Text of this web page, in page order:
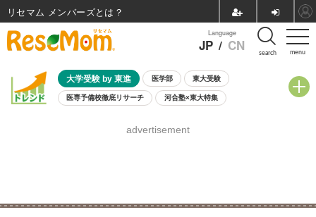
menu
Language
JP / CN search
大学受験 by 東進 医学部 東大受験
医専予備校徹底リサーチ 河合塾×東大特集
8月開催学校説明会・相談会
advertisement
リセマム メンバーズ